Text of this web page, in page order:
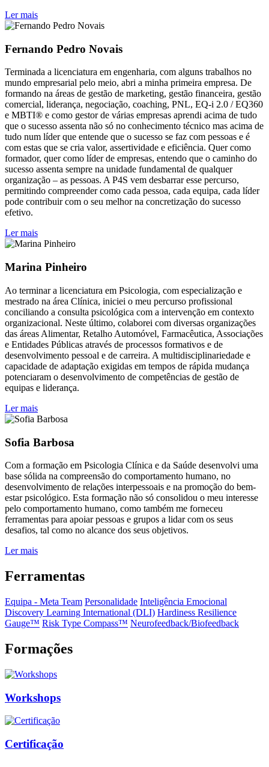
Ler mais
Fernando Pedro Novais
Terminada a licenciatura em engenharia, com alguns trabalhos no
mundo empresarial pelo meio, abri a minha primeira empresa. De
formando na áreas de gestão de marketing, gestão financeira, gestão
comercial, liderança, negociação, coaching, PNL, EQ-i 2.0 / EQ360
e MBTI® e como gestor de várias empresas aprendi acima de tudo
que o sucesso assenta não só no conhecimento técnico mas acima de
tudo num líder que entende que o sucesso se faz com pessoas e é
com estas que se cria valor, assertividade e eficiência. Quer como
formador, quer como líder de empresas, entendo que o caminho do
sucesso assenta sempre na unidade fundamental de qualquer
organização – as pessoas. A P4S vem desbarrar esse percurso,
permitindo compreender como cada pessoa, cada equipa, cada líder
pode contribuir com o seu melhor na concretização do sucesso
efetivo.
Ler mais
Marina Pinheiro
Ao terminar a licenciatura em Psicologia, com especialização e
mestrado na área Clínica, iniciei o meu percurso profissional
conciliando a consulta psicológica com a intervenção em contexto
organizacional. Neste último, colaborei com diversas organizações
das áreas Alimentar, Retalho Automóvel, Farmacêutica, Associações
e Entidades Públicas através de processos formativos e de
desenvolvimento pessoal e de carreira. A multidisciplinariedade e
capacidade de adaptação exigidas em tempos de rápida mudança
potenciaram o desenvolvimento de competências de gestão de
equipas e liderança.
Ler mais
Sofia Barbosa
Com a formação em Psicologia Clínica e da Saúde desenvolvi uma
base sólida na compreensão do comportamento humano, no
desenvolvimento de relações interpessoais e na promoção do bem-
estar psicológico. Esta formação não só consolidou o meu interesse
pelo comportamento humano, como também me forneceu
ferramentas para apoiar pessoas e grupos a lidar com os seus
desafios, tal como no alcance dos seus objetivos.
Ler mais
Ferramentas
Equipa - Meta Team Personalidade Inteligência Emocional
Discovery Learning International (DLI) Hardiness Resilience
Gauge™️ Risk Type Compass™️ Neurofeedback/Biofeedback
Formações
Workshops
Certificação